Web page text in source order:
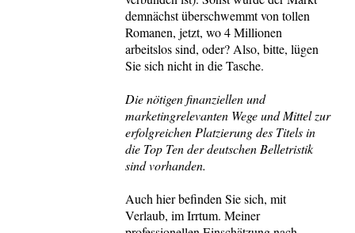
demnächst überschwemmt von tollen
Romanen, jetzt, wo 4 Millionen
arbeitslos sind, oder? Also, bitte, lügen
Sie sich nicht in die Tasche.
Die nötigen finanziellen und
marketingrelevanten Wege und Mittel zur
erfolgreichen Platzierung des Titels in
die Top Ten der deutschen Belletristik
sind vorhanden.
Auch hier befinden Sie sich, mit
Verlaub, im Irrtum. Meiner